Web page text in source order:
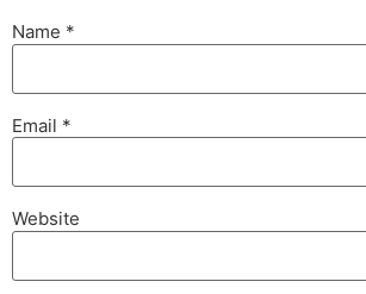
Name *
Email *
Website